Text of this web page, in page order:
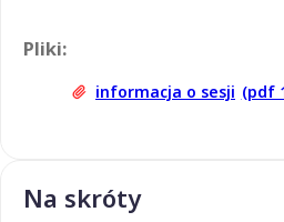
Pliki:
informacja o sesji (pdf
Na skróty